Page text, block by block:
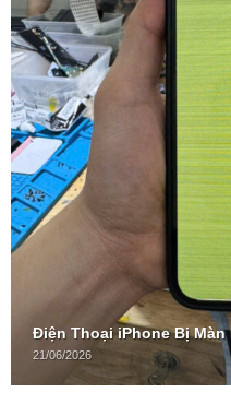
Điện Thoại iPhone Bị Màn
21/06/2026